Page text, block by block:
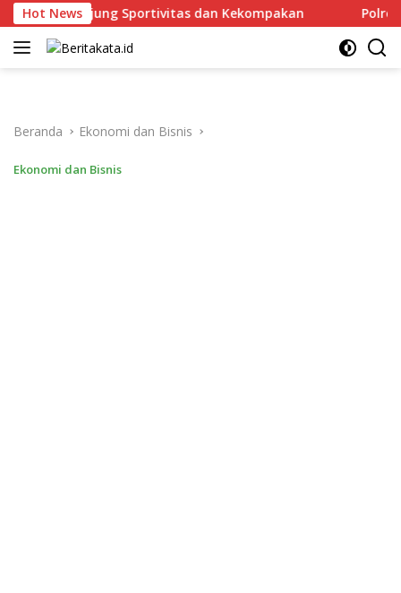
Langsung
ke
konten
Hot News
Junjung Sportivitas dan Kekompakan Polresta
Beranda Ekonomi dan Bisnis
Ekonomi dan Bisnis